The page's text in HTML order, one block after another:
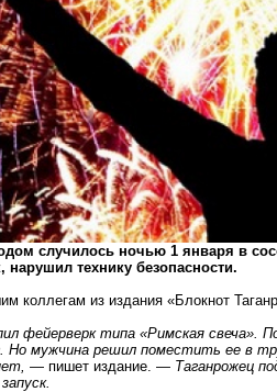
случилось ночью 1 января в
технику безопасности.
коллегам из издания «Блокнот
фейерверк типа «Римская свеча».
Но мужчина решил поместить ее в
— пишет издание. — Таганрожец